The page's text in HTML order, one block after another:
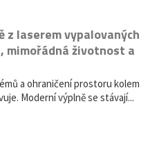
laserem vypalovaných
mimořádná životnost a
a ohraničení prostoru kolem
Moderní výplně se stávají...